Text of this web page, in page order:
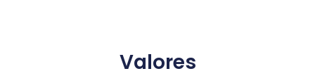
Valores